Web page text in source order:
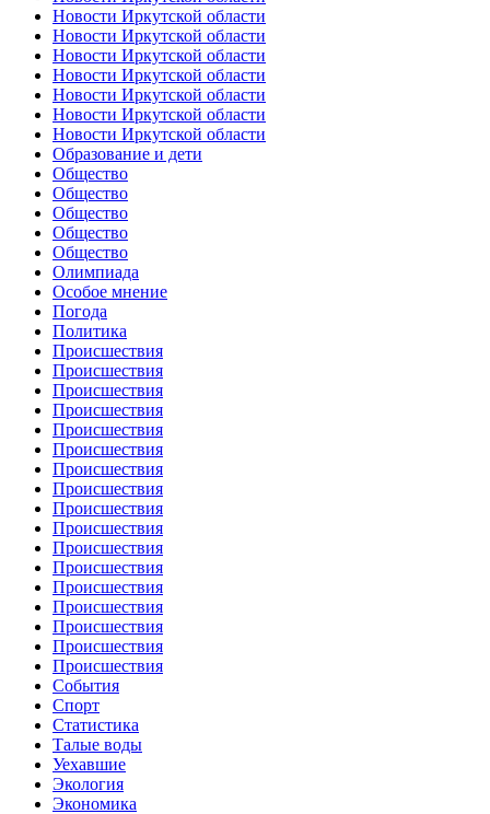
Новости Иркутской области
Новости Иркутской области
Новости Иркутской области
Новости Иркутской области
Новости Иркутской области
Новости Иркутской области
Новости Иркутской области
Образование и дети
Общество
Общество
Общество
Общество
Общество
Олимпиада
Особое мнение
Погода
Политика
Происшествия
Происшествия
Происшествия
Происшествия
Происшествия
Происшествия
Происшествия
Происшествия
Происшествия
Происшествия
Происшествия
Происшествия
Происшествия
Происшествия
Происшествия
Происшествия
Происшествия
События
Спорт
Статистика
Талые воды
Уехавшие
Экология
Экономика